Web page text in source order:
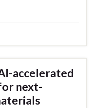
accelerated
next-